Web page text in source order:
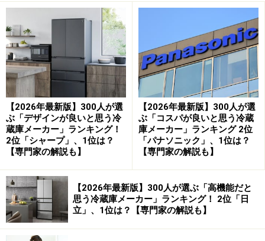
【2026年最新版】300人が選
ぶ「デザインが良いと思う冷
蔵庫メーカー」ランキング！
2位「シャープ」、1位は？
【専門家の解説も】
【2026年最新版】300人が選
ぶ「コスパが良いと思う冷蔵
庫メーカー」ランキング 2位
「パナソニック」、1位は？
【専門家の解説も】
【2026年最新版】300人が選ぶ「高機能だと
思う冷蔵庫メーカー」ランキング！ 2位「日
立」、1位は？【専門家の解説も】